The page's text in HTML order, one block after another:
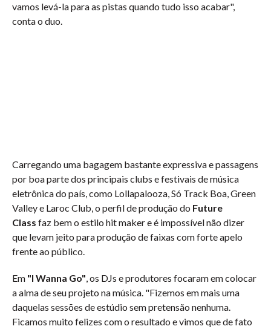
vamos levá-la para as pistas quando tudo isso acabar",
conta o duo.
Carregando uma bagagem bastante expressiva e passagens
por boa parte dos principais clubs e festivais de música
eletrônica do país, como Lollapalooza, Só Track Boa, Green
Valley e Laroc Club, o perfil de produção do Future
Class faz bem o estilo hit maker e é impossível não dizer
que levam jeito para produção de faixas com forte apelo
frente ao público.
Em "I Wanna Go", os DJs e produtores focaram em colocar
a alma de seu projeto na música. "Fizemos em mais uma
daquelas sessões de estúdio sem pretensão nenhuma.
Ficamos muito felizes com o resultado e vimos que de fato